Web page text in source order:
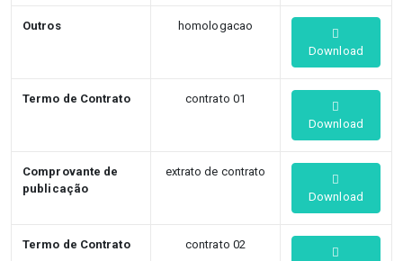
Outros
homologacao
Download
Termo de Contrato
contrato 01
Download
Comprovante de
publicação
extrato de contrato
Download
Termo de Contrato
contrato 02